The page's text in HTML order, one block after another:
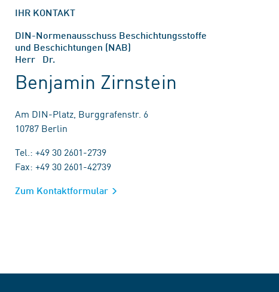
IHR KONTAKT
DIN-Normenausschuss Beschichtungsstoffe
und Beschichtungen (NAB)
Herr Dr.
Benjamin Zirnstein
Am DIN-Platz, Burggrafenstr. 6
10787 Berlin
Tel.: +49 30 2601-2739
Fax: +49 30 2601-42739
Zum Kontaktformular